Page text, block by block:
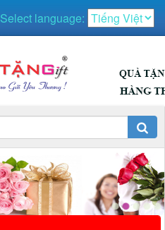
Select language: